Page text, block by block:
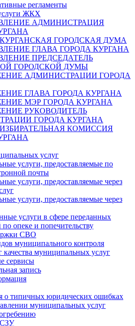
регламенты
ЖКХ
АДМИНИСТРАЦИЯ
ГОРОДСКАЯ ДУМА
ГЛАВА ГОРОДА КУРГАНА
ПРЕДСЕДАТЕЛЬ
ГОРОДСКОЙ ДУМЫ
АДМИНИСТРАЦИИ ГОРОДА
ГЛАВА ГОРОДА КУРГАНА
МЭР ГОРОДА КУРГАНА
РУКОВОДИТЕЛЬ
ГОРОДА КУРГАНА
КОМИССИЯ
услуг
услуги, предоставляемые по
почты
услуги, предоставляемые через
услуги, предоставляемые через
услуги в сфере переданных
опеке и попечительству
СВО
муниципального контроля
муниципальных услуг
сервисы
запись
о типичных юридических ошибках
муниципальных услуг